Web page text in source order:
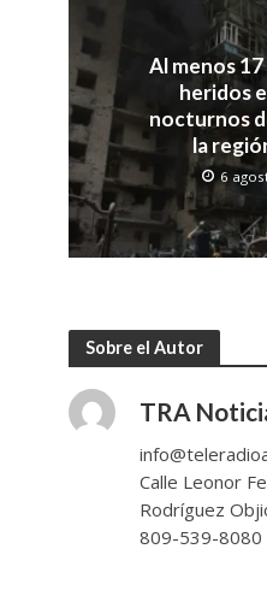
Al menos
heridos
nocturnos
la
6
Sobre el Autor
TRA
Calle Leonor
Rodríguez
809-539-8080